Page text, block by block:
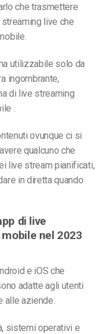
che trasmettere
live che
utilizzabile solo da
ingombrante,
di live streaming
.
ovunque ci si
qualcuno che
live stream pianificati,
in diretta quando
di live
nel 2023
e iOS che
adatte agli utenti
alle aziende.
sistemi operativi e